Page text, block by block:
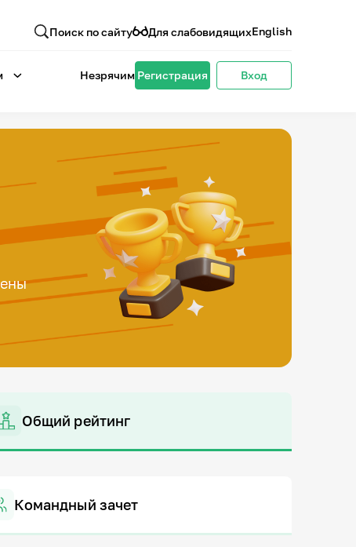
Поиск по сайту Для слабовидящихEnglish
Незрячим Регистрация Вход
Общий рейтинг
Командный зачет